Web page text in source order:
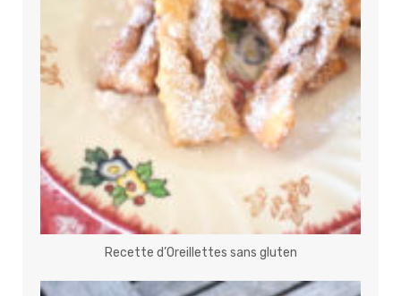
Recette d’Oreillettes sans gluten